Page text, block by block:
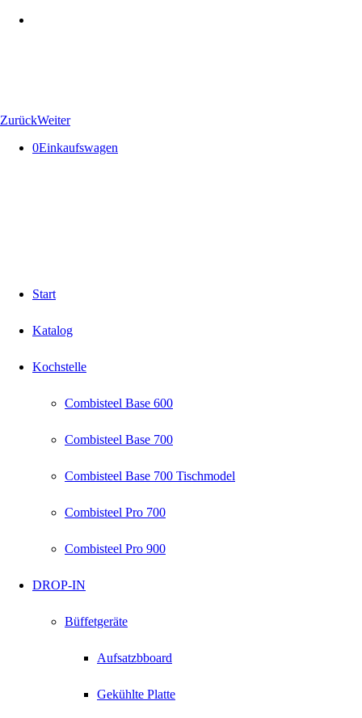
ZurückWeiter
0Einkaufswagen
Start
Katalog
Kochstelle
Combisteel Base 600
Combisteel Base 700
Combisteel Base 700 Tischmodel
Combisteel Pro 700
Combisteel Pro 900
DROP-IN
Büffetgeräte
Aufsatzbboard
Gekühlte Platte